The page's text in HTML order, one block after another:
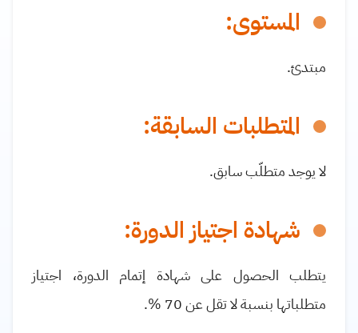
المستوى:
مبتدئ.
المتطلبات السابقة:
لا يوجد متطلّب سابق.
شهادة اجتياز الدورة:
يتطلب الحصول على شهادة إتمام الدورة، اجتياز
متطلباتها بنسبة لا تقل عن 70
%
.